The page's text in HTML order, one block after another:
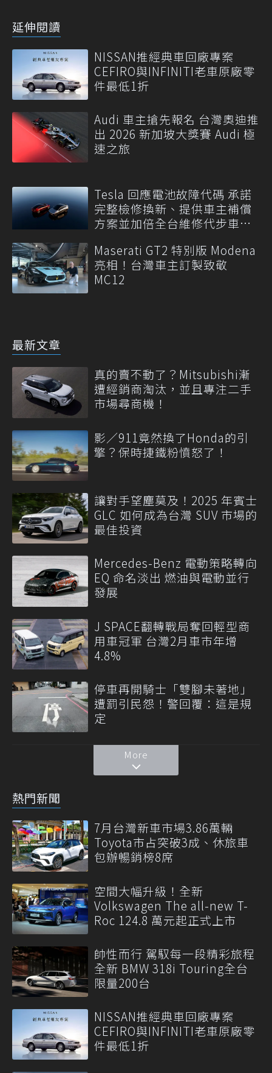
延伸閱讀
NISSAN推經典車回廠專案
CEFIRO與INFINITI老車原廠零
件最低1折
Audi 車主搶先報名 台灣奧迪推
出 2026 新加坡大獎賽 Audi 極
速之旅
Tesla 回應電池故障代碼 承諾
完整檢修換新、提供車主補償
方案並加倍全台維修代步車數
Maserati GT2 特別版 Modena
亮相！台灣車主訂製致敬
MC12
最新文章
真的賣不動了？Mitsubishi漸
遭經銷商淘汰，並且專注二手
市場尋商機！
影／911竟然換了Honda的引
擎？保時捷鐵粉憤怒了！
讓對手望塵莫及！2025 年賓士
GLC 如何成為台灣 SUV 市場的
最佳投資
Mercedes-Benz 電動策略轉向
EQ 命名淡出 燃油與電動並行
發展
J SPACE翻轉戰局奪回輕型商
用車冠軍 台灣2月車市年增
4.8%
停車再開騎士「雙腳未著地」
遭罰引民怨！警回覆：這是規
定
More
熱門新聞
7月台灣新車市場3.86萬輛
Toyota市占突破3成、休旅車
包辦暢銷榜8席
空間大幅升級！全新
Volkswagen The all-new T-
Roc 124.8 萬元起正式上市
帥性而行 駕馭每一段精彩旅程
全新 BMW 318i Touring全台
限量200台
NISSAN推經典車回廠專案
CEFIRO與INFINITI老車原廠零
件最低1折